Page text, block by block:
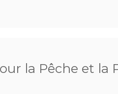
la Pêche et la